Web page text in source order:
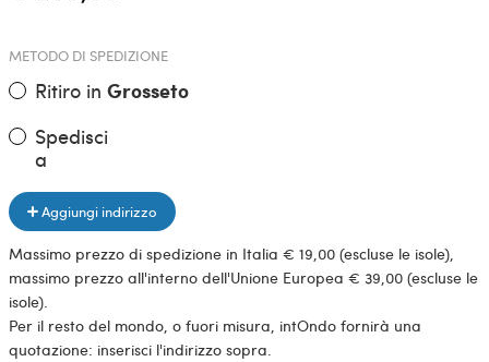
METODO DI SPEDIZIONE
Ritiro in Grosseto
Spedisci
a
Aggiungi indirizzo
Massimo prezzo di spedizione in Italia € 19,00 (escluse le isole),
massimo prezzo all'interno dell'Unione Europea € 39,00 (escluse le
isole).
Per il resto del mondo, o fuori misura, intOndo fornirà una
quotazione: inserisci l'indirizzo sopra.